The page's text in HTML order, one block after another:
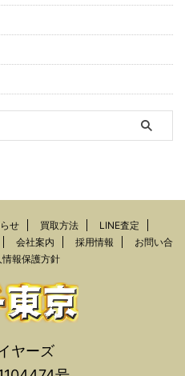
せ 買取方法
LINE査定
会社案内 採用情報
お問い合
情報保護方針
ヤーズ